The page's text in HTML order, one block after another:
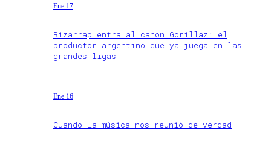
Ene 17
Bizarrap entra al canon Gorillaz: el
productor argentino que ya juega en las
grandes ligas
Ene 16
Cuando la música nos reunió de verdad